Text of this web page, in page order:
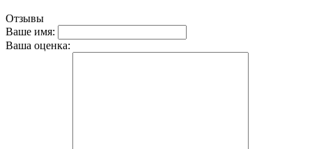
Отзывы
Ваше имя:
Ваша оценка: